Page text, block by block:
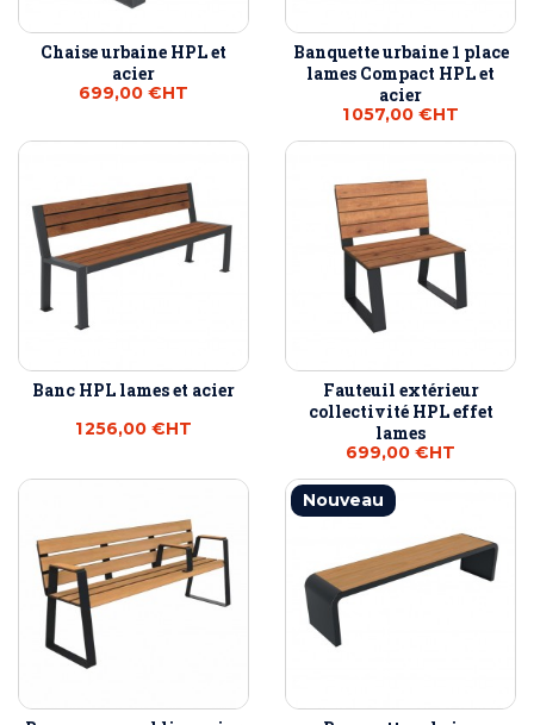
Chaise urbaine HPL et
acier
699,00 €HT
Banquette urbaine 1 place
lames Compact HPL et
acier
1 057,00 €HT
Banc HPL lames et acier
1 256,00 €HT
Fauteuil extérieur
collectivité HPL effet
lames
699,00 €HT
Nouveau